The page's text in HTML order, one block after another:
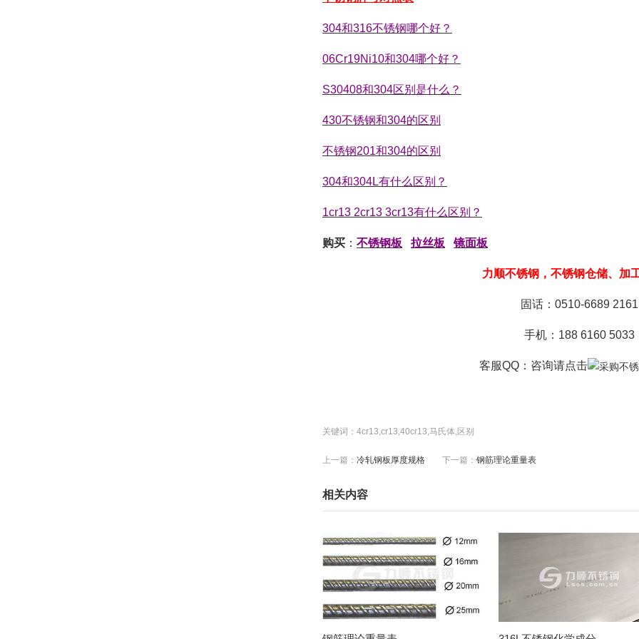
304和316不锈钢哪个好？
06Cr19Ni10和304哪个好？
S30408和304区别是什么？
430不锈钢和304的区别
不锈钢201和304的区别
304和304L有什么区别？
1cr13 2cr13 3cr13有什么区别？
购买 ： 不锈钢板 拉丝板 镜面板
力顺不锈钢，不锈钢仓储、加
固话：0510-6689 2161
手机：188 6160 5033
客服QQ：咨询请点击
关键词：4cr13,cr13,40cr13,马氏体,区别
上一篇： 冷轧钢板厚度规格 下一篇： 钢筋理论重量表
相关内容